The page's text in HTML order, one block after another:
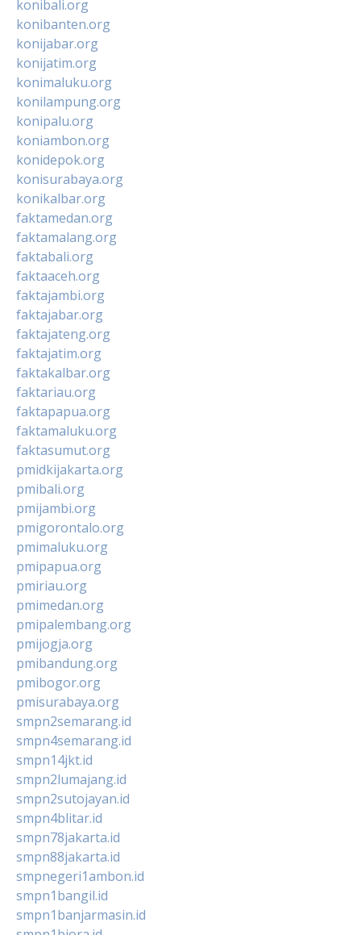
konibali.org
konibanten.org
konijabar.org
konijatim.org
konimaluku.org
konilampung.org
konipalu.org
koniambon.org
konidepok.org
konisurabaya.org
konikalbar.org
faktamedan.org
faktamalang.org
faktabali.org
faktaaceh.org
faktajambi.org
faktajabar.org
faktajateng.org
faktajatim.org
faktakalbar.org
faktariau.org
faktapapua.org
faktamaluku.org
faktasumut.org
pmidkijakarta.org
pmibali.org
pmijambi.org
pmigorontalo.org
pmimaluku.org
pmipapua.org
pmiriau.org
pmimedan.org
pmipalembang.org
pmijogja.org
pmibandung.org
pmibogor.org
pmisurabaya.org
smpn2semarang.id
smpn4semarang.id
smpn14jkt.id
smpn2lumajang.id
smpn2sutojayan.id
smpn4blitar.id
smpn78jakarta.id
smpn88jakarta.id
smpnegeri1ambon.id
smpn1bangil.id
smpn1banjarmasin.id